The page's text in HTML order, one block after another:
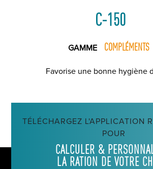
C-150
GAMME COMPLÉMENTS
Favorise une bonne hygiène
TÉLÉCHARGEZ L'APPLICATION
POUR
CALCULER &
LA RATION DE VOTRE